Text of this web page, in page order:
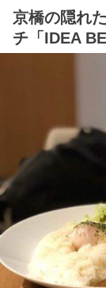
京橋の隠れ
チ「IDEA